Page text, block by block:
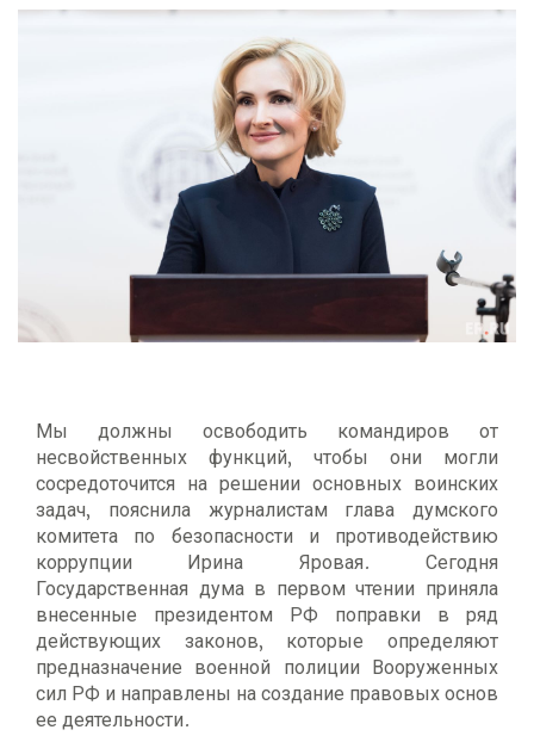
Мы должны освободить командиров от
несвойственных функций, чтобы они могли
сосредоточится на решении основных воинских
задач, пояснила журналистам глава думского
комитета по безопасности и противодействию
коррупции Ирина Яровая. Сегодня
Государственная дума в первом чтении приняла
внесенные президентом РФ поправки в ряд
действующих законов, которые определяют
предназначение военной полиции Вооруженных
сил РФ и направлены на создание правовых основ
ее деятельности.